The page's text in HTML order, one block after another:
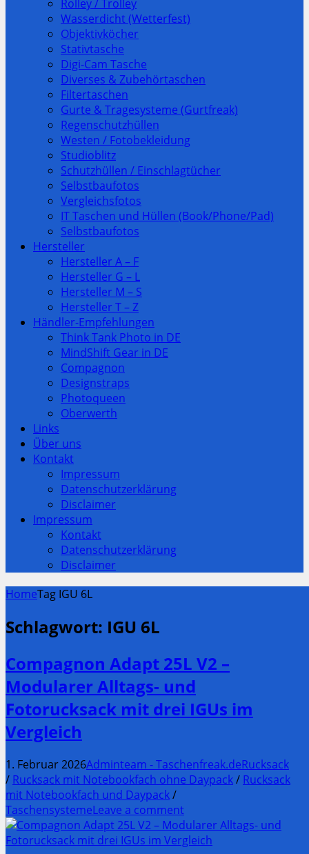
Rolley / Trolley
Wasserdicht (Wetterfest)
Objektivköcher
Stativtasche
Digi-Cam Tasche
Diverses & Zubehörtaschen
Filtertaschen
Gurte & Tragesysteme (Gurtfreak)
Regenschutzhüllen
Westen / Fotobekleidung
Studioblitz
Schutzhüllen / Einschlagtücher
Selbstbaufotos
Vergleichsfotos
IT Taschen und Hüllen (Book/Phone/Pad)
Selbstbaufotos
Hersteller
Hersteller A – F
Hersteller G – L
Hersteller M – S
Hersteller T – Z
Händler-Empfehlungen
Think Tank Photo in DE
MindShift Gear in DE
Compagnon
Designstraps
Photoqueen
Oberwerth
Links
Über uns
Kontakt
Impressum
Datenschutzerklärung
Disclaimer
Impressum
Kontakt
Datenschutzerklärung
Disclaimer
HomeTag IGU 6L
Schlagwort: IGU 6L
Compagnon Adapt 25L V2 –
Modularer Alltags- und
Fotorucksack mit drei IGUs im
Vergleich
1. Februar 2026Adminteam - Taschenfreak.deRucksack
/ Rucksack mit Notebookfach ohne Daypack/ Rucksack
mit Notebookfach und Daypack/
TaschensystemeLeave a comment